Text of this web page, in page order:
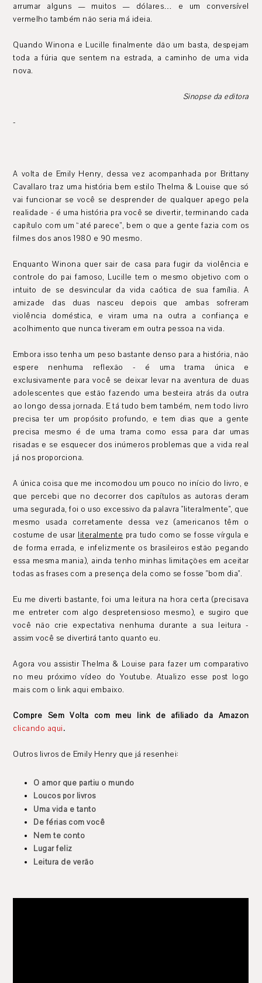
arrumar alguns — muitos — dólares… e um conversível
vermelho também não seria má ideia.
Quando Winona e Lucille finalmente dão um basta, despejam
toda a fúria que sentem na estrada, a caminho de uma vida
nova.
Sinopse da editora
-
A volta de Emily Henry, dessa vez acompanhada por Brittany
Cavallaro traz uma história bem estilo Thelma & Louise que só
vai funcionar se você se desprender de qualquer apego pela
realidade - é uma história pra você se divertir, terminando cada
capítulo com um “até parece”, bem o que a gente fazia com os
filmes dos anos 1980 e 90 mesmo.
Enquanto Winona quer sair de casa para fugir da violência e
controle do pai famoso, Lucille tem o mesmo objetivo com o
intuito de se desvincular da vida caótica de sua família. A
amizade das duas nasceu depois que ambas sofreram
violência doméstica, e viram uma na outra a confiança e
acolhimento que nunca tiveram em outra pessoa na vida.
Embora isso tenha um peso bastante denso para a história, não
espere nenhuma reflexão - é uma trama única e
exclusivamente para você se deixar levar na aventura de duas
adolescentes que estão fazendo uma besteira atrás da outra
ao longo dessa jornada. E tá tudo bem também, nem todo livro
precisa ter um propósito profundo, e tem dias que a gente
precisa mesmo é de uma trama como essa para dar umas
risadas e se esquecer dos inúmeros problemas que a vida real
já nos proporciona.
A única coisa que me incomodou um pouco no início do livro, e
que percebi que no decorrer dos capítulos as autoras deram
uma segurada, foi o uso excessivo da palavra "literalmente", que
mesmo usada corretamente dessa vez (americanos têm o
costume de usar literalmente pra tudo como se fosse vírgula e
de forma errada, e infelizmente os brasileiros estão pegando
essa mesma mania), ainda tenho minhas limitações em aceitar
todas as frases com a presença dela como se fosse "bom dia".
Eu me diverti bastante, foi uma leitura na hora certa (precisava
me entreter com algo despretensioso mesmo), e sugiro que
você não crie expectativa nenhuma durante a sua leitura -
assim você se divertirá tanto quanto eu.
Agora vou assistir Thelma & Louise para fazer um comparativo
no meu próximo vídeo do Youtube. Atualizo esse post logo
mais com o link aqui embaixo.
Compre Sem Volta com meu link de afiliado da Amazon
clicando aqui.
Outros livros de Emily Henry que já resenhei:
O amor que partiu o mundo
Loucos por livros
Uma vida e tanto
De férias com você
Nem te conto
Lugar feliz
Leitura de verão